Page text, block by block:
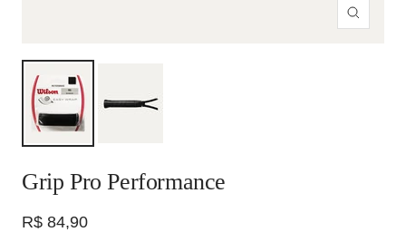
Zoom
Grip Pro Performance
Preço
R$ 84,90